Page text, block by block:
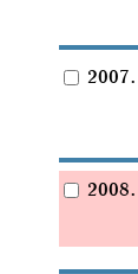
2007.
2008.